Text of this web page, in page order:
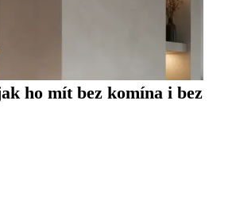
ho mít bez komína i bez